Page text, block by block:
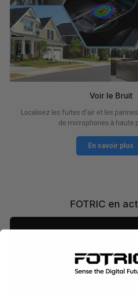
Voir le Bruit
Localisez les fuites d'air et les
de microphones à haute
En savoir plus
FOTRIC en